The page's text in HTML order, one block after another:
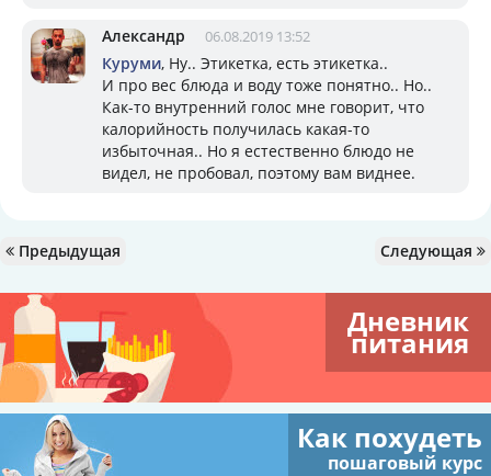
Александр 06.08.2019 13:52
Куруми, Ну.. Этикетка, есть этикетка..
И про вес блюда и воду тоже понятно.. Но..
Как-то внутренний голос мне говорит, что
калорийность получилась какая-то
избыточная.. Но я естественно блюдо не
видел, не пробовал, поэтому вам виднее.
Предыдущая Следующая
Дневник
питания
Как похудеть
пошаговый курс